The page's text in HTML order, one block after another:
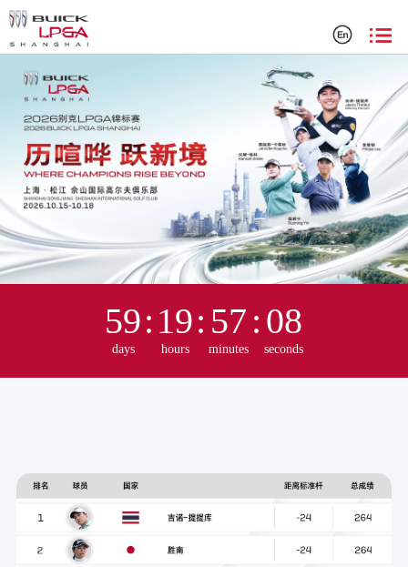
2025 别克 LPGA 锦标赛官方网站
59
days
: 19
hours
: 57
minutes
: 08
seconds